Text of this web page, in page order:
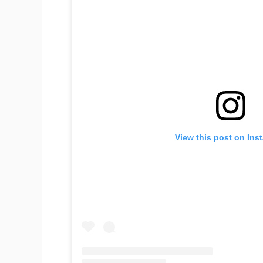
View this post on